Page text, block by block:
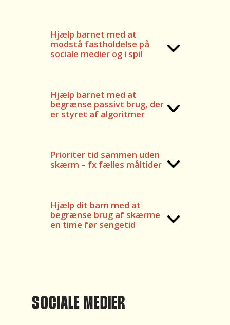
Hjælp barnet med at
modstå fastholdelse på
sociale medier og i spil
Hjælp barnet med at
begrænse passivt brug, der
er styret af algoritmer
Prioriter tid sammen uden
skærm – fx fælles måltider
Hjælp dit barn med at
begrænse brug af skærme
en time før sengetid
SOCIALE MEDIER